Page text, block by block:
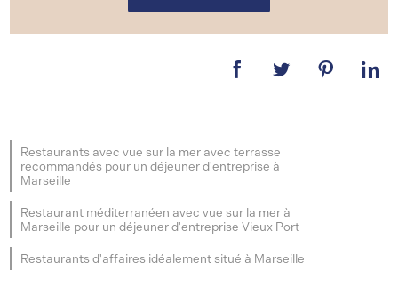
Restaurants avec vue sur la mer avec terrasse
recommandés pour un déjeuner d'entreprise à
Marseille
Restaurant méditerranéen avec vue sur la mer à
Marseille pour un déjeuner d'entreprise Vieux Port
Restaurants d'affaires idéalement situé à Marseille